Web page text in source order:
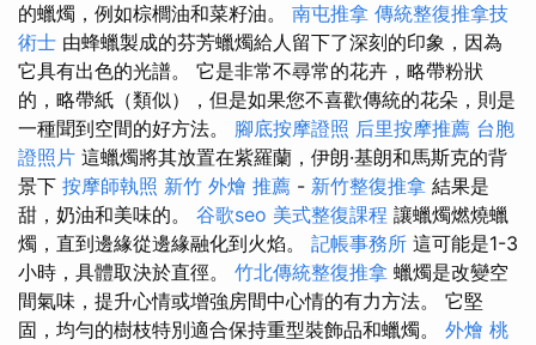
的蠟燭，例如棕櫚油和菜籽油。 南屯推拿 傳統整復推拿技
術士 由蜂蠟製成的芬芳蠟燭給人留下了深刻的印象，因為
它具有出色的光譜。 它是非常不尋常的花卉，略帶粉狀
的，略帶紙（類似），但是如果您不喜歡傳統的花朵，則是
一種聞到空間的好方法。 腳底按摩證照 后里按摩推薦 台胞
證照片 這蠟燭將其放置在紫羅蘭，伊朗·基朗和馬斯克的背
景下 按摩師執照 新竹 外燴 推薦 - 新竹整復推拿 結果是
甜，奶油和美味的。 谷歌seo 美式整復課程 讓蠟燭燃燒蠟
燭，直到邊緣從邊緣融化到火焰。 記帳事務所 這可能是1-3
小時，具體取決於直徑。 竹北傳統整復推拿 蠟燭是改變空
間氣味，提升心情或增強房間中心情的有力方法。 它堅
固，均勻的樹枝特別適合保持重型裝飾品和蠟燭。 外燴 桃